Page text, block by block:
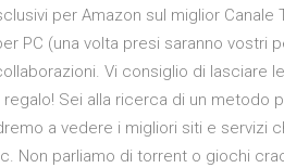
per Amazon sul miglior
PC (una volta presi saranno vostri
Vi consiglio di lasciare
regalo! Sei alla ricerca di un metodo
a vedere i migliori siti e servizi
Non parliamo di torrent o giochi